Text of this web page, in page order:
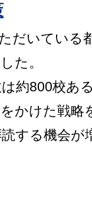
だいている
た。
約800校あ
かけた戦略
する機会